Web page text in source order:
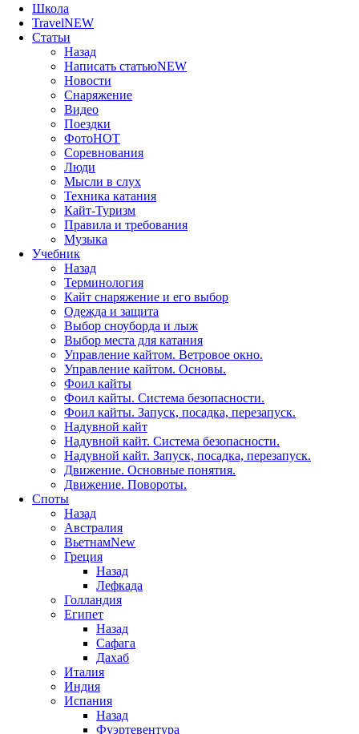
Школа
TravelNEW
Статьи
Назад
Написать статьюNEW
Новости
Снаряжение
Видео
Поездки
ФотоHOT
Соревнования
Люди
Мысли в слух
Техника катания
Кайт-Туризм
Правила и требования
Музыка
Учебник
Назад
Терминология
Кайт снаряжение и его выбор
Одежда и защита
Выбор сноуборда и лыж
Выбор места для катания
Управление кайтом. Ветровое окно.
Управление кайтом. Основы.
Фоил кайты
Фоил кайты. Система безопасности.
Фоил кайты. Запуск, посадка, перезапуск.
Надувной кайт
Надувной кайт. Система безопасности.
Надувной кайт. Запуск, посадка, перезапуск.
Движение. Основные понятия.
Движение. Повороты.
Споты
Назад
Австралия
ВьетнамNew
Греция
Назад
Лефкада
Голландия
Египет
Назад
Сафага
Дахаб
Италия
Индия
Испания
Назад
Фуэртевентура